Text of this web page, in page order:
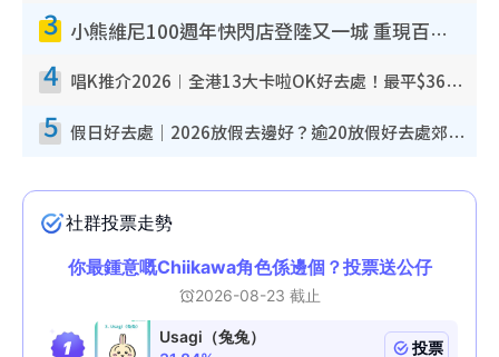
3 小熊維尼100週年快閃店登陸又一城 重現百畝森林經典場景／獨家限定盲盒登場／專屬DIY香水
4 唱K推介2026︱全港13大卡啦OK好去處！最平$36起 日文K都有！(附地址+收費詳情)
5 假日好去處｜2026放假去邊好？逾20放假好去處郊外/秘景 休閒半日或一日遊